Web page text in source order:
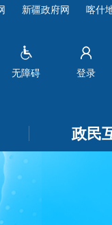
新疆政府网 喀什
公示 [2026-07-22]
无障碍 登录
政民